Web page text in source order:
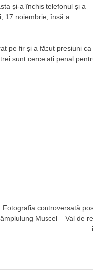
și-a închis telefonul și a
17 noiembrie, însă a
pe fir și a făcut presiuni ca
sunt cercetați penal
controversată
Muscel – Val de